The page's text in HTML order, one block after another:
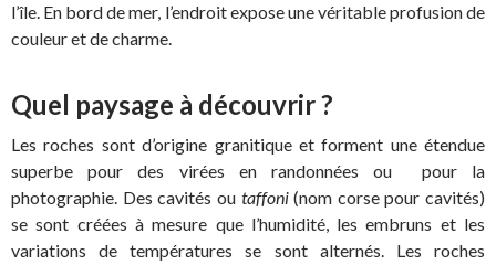
l’île. En bord de mer, l’endroit expose une véritable profusion de
couleur et de charme.
Quel paysage à découvrir ?
Les roches sont d’origine granitique et forment une étendue
superbe pour des virées en randonnées ou pour la
photographie. Des cavités ou taffoni(nom corse pour cavités)
se sont créées à mesure que l’humidité, les embruns et les
variations de températures se sont alternés. Les roches